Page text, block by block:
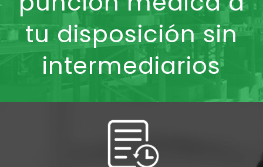
tu disposición sin
intermediarios